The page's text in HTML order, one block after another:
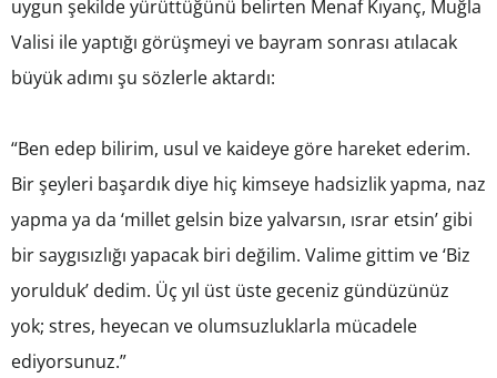
uygun şekilde yürüttüğünü belirten Menaf Kıyanç, Muğla
Valisi ile yaptığı görüşmeyi ve bayram sonrası atılacak
büyük adımı şu sözlerle aktardı:
“Ben edep bilirim, usul ve kaideye göre hareket ederim.
Bir şeyleri başardık diye hiç kimseye hadsizlik yapma, naz
yapma ya da ‘millet gelsin bize yalvarsın, ısrar etsin’ gibi
bir saygısızlığı yapacak biri değilim. Valime gittim ve ‘Biz
yorulduk’ dedim. Üç yıl üst üste geceniz gündüzünüz
yok; stres, heyecan ve olumsuzluklarla mücadele
ediyorsunuz.”